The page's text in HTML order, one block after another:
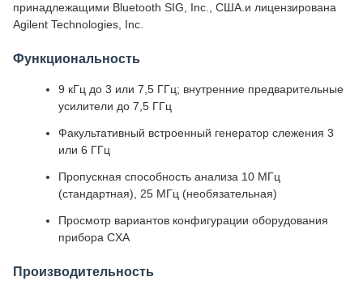
принадлежащими Bluetooth SIG, Inc., США.и лицензирована
Agilent Technologies, Inc.
Функциональность
9 кГц до 3 или 7,5 ГГц; внутренние предварительные
усилители до 7,5 ГГц
Факультативный встроенный генератор слежения 3
или 6 ГГц
Пропускная способность анализа 10 МГц
(стандартная), 25 МГц (необязательная)
Просмотр вариантов конфигурации оборудования
прибора CXA
Производительность